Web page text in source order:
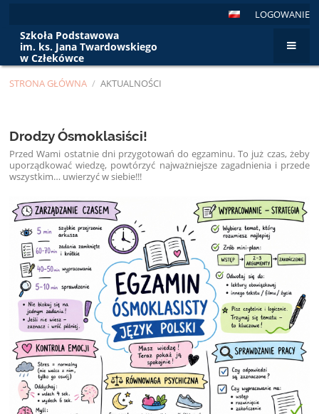
LOGOWANIE
Szkoła Podstawowa
im. ks. Jana Twardowskiego
w Człekówce
STRONA GŁÓWNA / AKTUALNOŚCI
Drodzy Ósmoklasiści!
Przed Wami ostatnie dni przygotowań do egzaminu. To już czas, żeby
uporządkować wiedzę, powtórzyć najważniejsze zagadnienia i przede
wszystkim… uwierzyć w siebie!!!